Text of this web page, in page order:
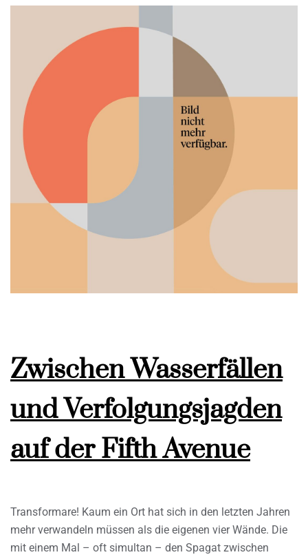
Zwischen Wasserfällen
und Verfolgungsjagden
auf der Fifth Avenue
Transformare! Kaum ein Ort hat sich in den letzten Jahren
mehr verwandeln müssen als die eigenen vier Wände. Die
mit einem Mal – oft simultan – den Spagat zwischen